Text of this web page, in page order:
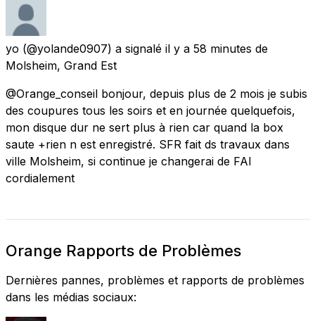
yo (@yolande0907) a signalé il y a 58 minutes de
Molsheim, Grand Est
@Orange_conseil bonjour, depuis plus de 2 mois je subis
des coupures tous les soirs et en journée quelquefois,
mon disque dur ne sert plus à rien car quand la box
saute +rien n est enregistré. SFR fait ds travaux dans
ville Molsheim, si continue je changerai de FAI
cordialement
Orange Rapports de Problèmes
Dernières pannes, problèmes et rapports de problèmes
dans les médias sociaux: